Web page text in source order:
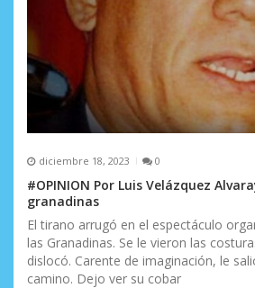
diciembre 18, 2023 0
#OPINION Por Luis Velázquez
granadinas
El tirano arrugó en el espectáculo
las Granadinas. Se le vieron las
dislocó. Carente de imaginación, le
camino. Dejo ver su cobar